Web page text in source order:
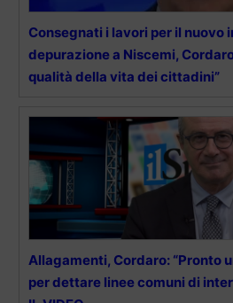
Consegnati i lavori per il nuovo
depurazione a Niscemi,
qualità della vita dei cittadini”
Allagamenti, Cordaro: “Pronto
per dettare linee comuni di